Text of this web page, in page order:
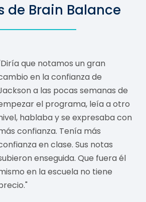
de Brain Balance
que notamos un gran
en la confianza de
a las pocas semanas de
el programa, leía a otro
hablaba y se expresaba con
confianza. Tenía más
en clase. Sus notas
enseguida. Que fuera él
en la escuela no tiene